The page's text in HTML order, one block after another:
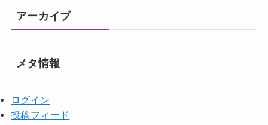
アーカイブ
メタ情報
ログイン
投稿フィード